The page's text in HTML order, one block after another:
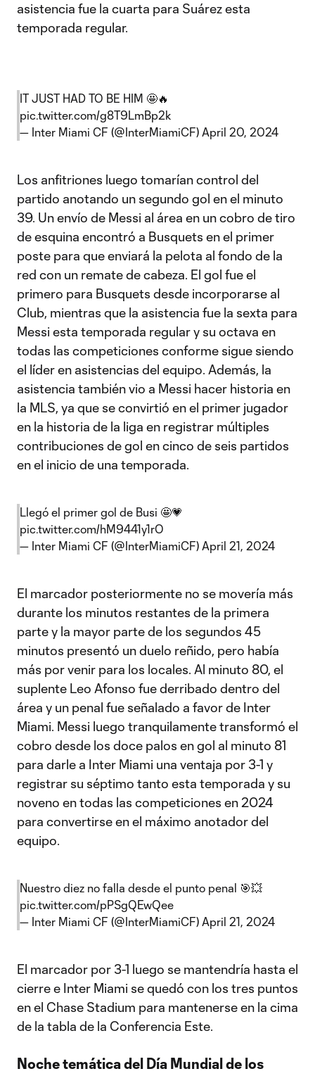
asistencia fue la cuarta para Suárez esta
temporada regular.
IT JUST HAD TO BE HIM 🤩🔥
pic.twitter.com/g8T9LmBp2k
— Inter Miami CF (@InterMiamiCF) April 20, 2024
Los anfitriones luego tomarían control del
partido anotando un segundo gol en el minuto
39. Un envío de Messi al área en un cobro de tiro
de esquina encontró a Busquets en el primer
poste para que enviará la pelota al fondo de la
red con un remate de cabeza. El gol fue el
primero para Busquets desde incorporarse al
Club, mientras que la asistencia fue la sexta para
Messi esta temporada regular y su octava en
todas las competiciones conforme sigue siendo
el líder en asistencias del equipo. Además, la
asistencia también vio a Messi hacer historia en
la MLS, ya que se convirtió en el primer jugador
en la historia de la liga en registrar múltiples
contribuciones de gol en cinco de seis partidos
en el inicio de una temporada.
Llegó el primer gol de Busi 🤩💗
pic.twitter.com/hM9441y1rO
— Inter Miami CF (@InterMiamiCF) April 21, 2024
El marcador posteriormente no se movería más
durante los minutos restantes de la primera
parte y la mayor parte de los segundos 45
minutos presentó un duelo reñido, pero había
más por venir para los locales. Al minuto 80, el
suplente Leo Afonso fue derribado dentro del
área y un penal fue señalado a favor de Inter
Miami. Messi luego tranquilamente transformó el
cobro desde los doce palos en gol al minuto 81
para darle a Inter Miami una ventaja por 3-1 y
registrar su séptimo tanto esta temporada y su
noveno en todas las competiciones en 2024
para convertirse en el máximo anotador del
equipo.
Nuestro diez no falla desde el punto penal 🎯💥
pic.twitter.com/pPSgQEwQee
— Inter Miami CF (@InterMiamiCF) April 21, 2024
El marcador por 3-1 luego se mantendría hasta el
cierre e Inter Miami se quedó con los tres puntos
en el Chase Stadium para mantenerse en la cima
de la tabla de la Conferencia Este.
Noche temática del Día Mundial de los